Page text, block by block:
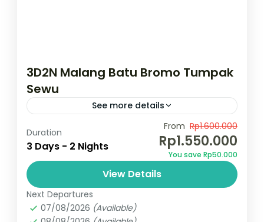
3D2N Malang Batu Bromo Tumpak
Sewu
See more details
Temukan surga wisata Jawa Timur dengan
menikmati kemegahan gunung Bromo,Air
terjun Tumpak Sewu, Dan Explore Kota
Malang dan Batu menikmati culture dan
kuliner yang memanjakan...
Bromo,Indonesia,Kota Malang,Kota
Wisata Batu
2 People
Duration
3 Days - 2 Nights
From Rp1.600.000
Rp1.550.000
You save Rp50.000
View Details
Next Departures
07/08/2026 (Available)